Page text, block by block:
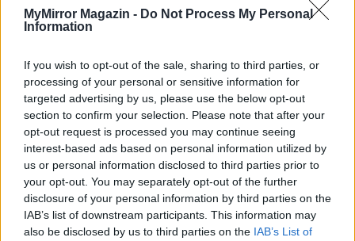
MyMirror Magazin - Do Not Process My Personal
Information
If you wish to opt-out of the sale, sharing to third parties, or
processing of your personal or sensitive information for
targeted advertising by us, please use the below opt-out
section to confirm your selection. Please note that after your
opt-out request is processed you may continue seeing
interest-based ads based on personal information utilized by
us or personal information disclosed to third parties prior to
your opt-out. You may separately opt-out of the further
disclosure of your personal information by third parties on the
IAB’s list of downstream participants. This information may
also be disclosed by us to third parties on the IAB’s List of
Lyhanna története
T. Barnett: Gyilkosság a Garda-tónál 12.
rész
T. szereti a fiatal lányokat 13. rész